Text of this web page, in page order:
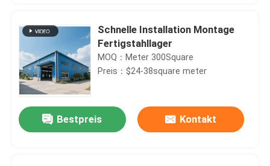
Schnelle Installation Montage
Fertigstahllager
MOQ：Meter 300Square
Preis：$24-38square meter
Bestpreis Kontakt